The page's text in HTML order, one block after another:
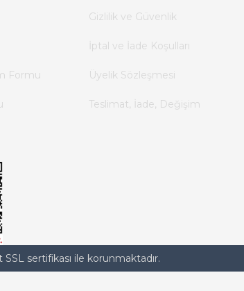
Formu
Gizlilik ve Güvenlik
İptal ve İade Koşulları
Üyelik Sözleşmesi
Teslimat, İade, Değişim
SSL sertifikası ile korunmaktadır.